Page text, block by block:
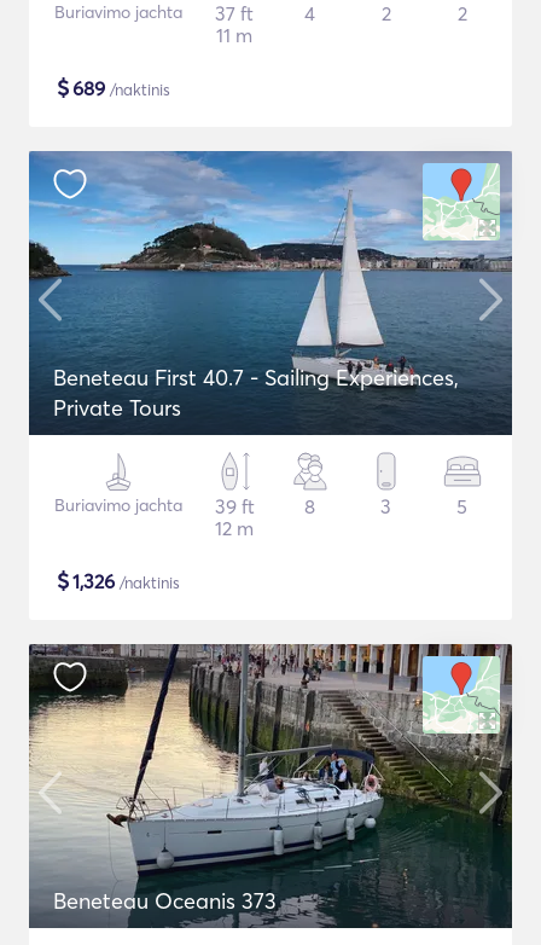
Buriavimo jachta
37 ft
11 m
4 2 2
$689 /naktinis
Beneteau First 40.7 - Sailing Experiences,
Private Tours
Buriavimo jachta
39 ft
12 m
8 3 5
$1,326 /naktinis
Beneteau Oceanis 373